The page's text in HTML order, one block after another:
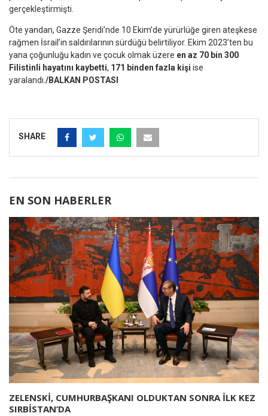
gerçekleştirmişti.
Öte yandan, Gazze Şeridi’nde 10 Ekim’de yürürlüğe giren ateşkese
rağmen İsrail’in saldırılarının sürdüğü belirtiliyor. Ekim 2023’ten bu
yana çoğunluğu kadın ve çocuk olmak üzere en az 70 bin 300
Filistinli hayatını kaybetti, 171 binden fazla kişi ise
yaralandı. /BALKAN POSTASI
SHARE
EN SON HABERLER
ZELENSKİ, CUMHURBAŞKANI OLDUKTAN SONRA İLK KEZ
SIRBİSTAN’DA